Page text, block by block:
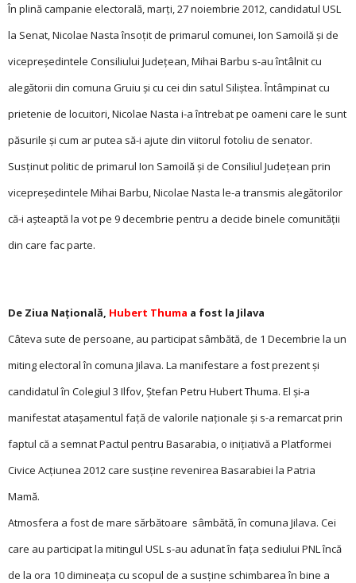
În plină campanie electorală, marți, 27 noiembrie 2012, candidatul USL
la Senat, Nicolae Nasta însoțit de primarul comunei, Ion Samoilă și de
vicepreședintele Consiliului Județean, Mihai Barbu s-au întâlnit cu
alegătorii din comuna Gruiu și cu cei din satul Siliștea. Întâmpinat cu
prietenie de locuitori, Nicolae Nasta i-a întrebat pe oameni care le sunt
păsurile și cum ar putea să-i ajute din viitorul fotoliu de senator.
Susținut politic de primarul Ion Samoilă și de Consiliul Județean prin
vicepreședintele Mihai Barbu, Nicolae Nasta le-a transmis alegătorilor
că-i așteaptă la vot pe 9 decembrie pentru a decide binele comunității
din care fac parte.
De Ziua Națională, Hubert Thuma a fost la Jilava
Câteva sute de persoane, au participat sâmbătă, de 1 Decembrie la un
miting electoral în comuna Jilava. La manifestare a fost prezent și
candidatul în Colegiul 3 Ilfov, Ştefan Petru Hubert Thuma. El şi-a
manifestat ataşamentul faţă de valorile naționale și s-a remarcat prin
faptul că a semnat Pactul pentru Basarabia, o iniţiativă a Platformei
Civice Acţiunea 2012 care susține revenirea Basarabiei la Patria
Mamă.
Atmosfera a fost de mare sărbătoare sâmbătă, în comuna Jilava. Cei
care au participat la mitingul USL s-au adunat în fața sediului PNL încă
de la ora 10 dimineața cu scopul de a susține schimbarea în bine a